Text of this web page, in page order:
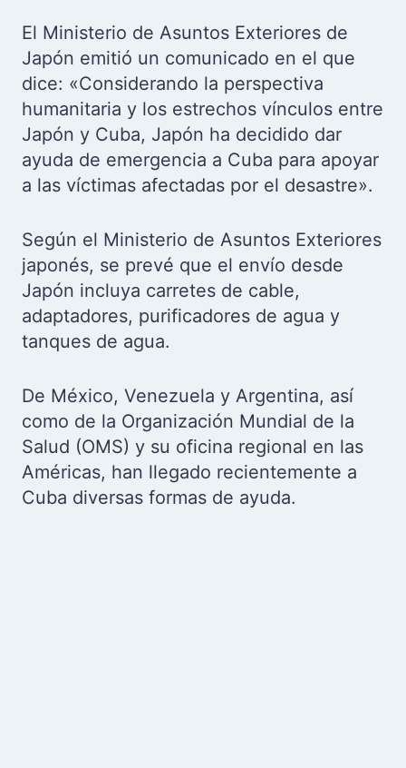
El Ministerio de Asuntos Exteriores de
Japón emitió un comunicado en el que
dice: «Considerando la perspectiva
humanitaria y los estrechos vínculos entre
Japón y Cuba, Japón ha decidido dar
ayuda de emergencia a Cuba para apoyar
a las víctimas afectadas por el desastre».
Según el Ministerio de Asuntos Exteriores
japonés, se prevé que el envío desde
Japón incluya carretes de cable,
adaptadores, purificadores de agua y
tanques de agua.
De México, Venezuela y Argentina, así
como de la Organización Mundial de la
Salud (OMS) y su oficina regional en las
Américas, han llegado recientemente a
Cuba diversas formas de ayuda.